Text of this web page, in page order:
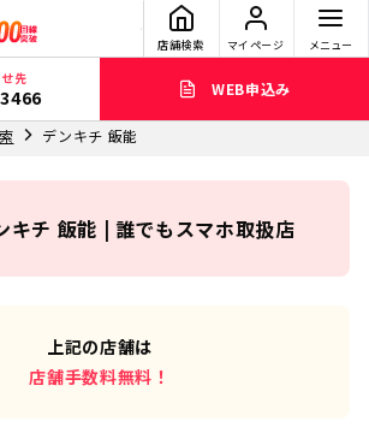
店舗検索 マイページ メニュー
先
WEB申込み
デンキチ 飯能
キチ 飯能 | 誰でもスマホ取扱店
上記の店舗は
店舗手数料無料！